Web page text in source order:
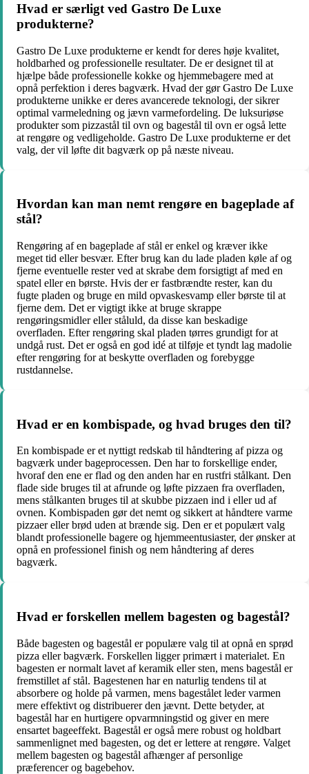
Hvad er særligt ved Gastro De Luxe
produkterne?
Gastro De Luxe produkterne er kendt for deres høje kvalitet,
holdbarhed og professionelle resultater. De er designet til at
hjælpe både professionelle kokke og hjemmebagere med at
opnå perfektion i deres bagværk. Hvad der gør Gastro De Luxe
produkterne unikke er deres avancerede teknologi, der sikrer
optimal varmeledning og jævn varmefordeling. De luksuriøse
produkter som pizzastål til ovn og bagestål til ovn er også lette
at rengøre og vedligeholde. Gastro De Luxe produkterne er det
valg, der vil løfte dit bagværk op på næste niveau.
Hvordan kan man nemt rengøre en bageplade af
stål?
Rengøring af en bageplade af stål er enkel og kræver ikke
meget tid eller besvær. Efter brug kan du lade pladen køle af og
fjerne eventuelle rester ved at skrabe dem forsigtigt af med en
spatel eller en børste. Hvis der er fastbrændte rester, kan du
fugte pladen og bruge en mild opvaskesvamp eller børste til at
fjerne dem. Det er vigtigt ikke at bruge skrappe
rengøringsmidler eller ståluld, da disse kan beskadige
overfladen. Efter rengøring skal pladen tørres grundigt for at
undgå rust. Det er også en god idé at tilføje et tyndt lag madolie
efter rengøring for at beskytte overfladen og forebygge
rustdannelse.
Hvad er en kombispade, og hvad bruges den til?
En kombispade er et nyttigt redskab til håndtering af pizza og
bagværk under bageprocessen. Den har to forskellige ender,
hvoraf den ene er flad og den anden har en rustfri stålkant. Den
flade side bruges til at afrunde og løfte pizzaen fra overfladen,
mens stålkanten bruges til at skubbe pizzaen ind i eller ud af
ovnen. Kombispaden gør det nemt og sikkert at håndtere varme
pizzaer eller brød uden at brænde sig. Den er et populært valg
blandt professionelle bagere og hjemmeentusiaster, der ønsker at
opnå en professionel finish og nem håndtering af deres
bagværk.
Hvad er forskellen mellem bagesten og bagestål?
Både bagesten og bagestål er populære valg til at opnå en sprød
pizza eller bagværk. Forskellen ligger primært i materialet. En
bagesten er normalt lavet af keramik eller sten, mens bagestål er
fremstillet af stål. Bagestenen har en naturlig tendens til at
absorbere og holde på varmen, mens bagestålet leder varmen
mere effektivt og distribuerer den jævnt. Dette betyder, at
bagestål har en hurtigere opvarmningstid og giver en mere
ensartet bageeffekt. Bagestål er også mere robust og holdbart
sammenlignet med bagesten, og det er lettere at rengøre. Valget
mellem bagesten og bagestål afhænger af personlige
præferencer og bagebehov.